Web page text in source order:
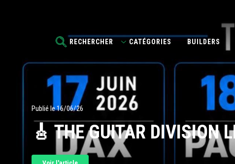
RECHERCHER CATÉGORIES BUILDERS
Publié le 16/06/26
🎸 THE GUITAR DIVISION